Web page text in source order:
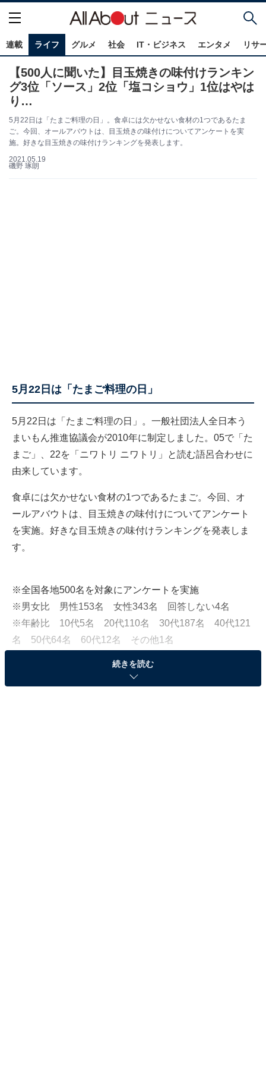
連載 ライフ グルメ 社会 IT・ビジネス エンタメ リサ
【500人に聞いた】目玉焼きの味付けランキン
グ3位「ソース」2位「塩コショウ」1位はやは
り…
5月22日は「たまご料理の日」。食卓には欠かせない食材の1つであるたま
ご。今回、オールアバウトは、目玉焼きの味付けについてアンケートを実
施。好きな目玉焼きの味付けランキングを発表します。
2021.05.19
磯野 琢朗
5月22日は「たまご料理の日」
5月22日は「たまご料理の日」。一般社団法人全日本う
まいもん推進協議会が2010年に制定しました。05で「た
まご」、22を「ニワトリ ニワトリ」と読む語呂合わせに
由来しています。
食卓には欠かせない食材の1つであるたまご。今回、オ
ールアバウトは、目玉焼きの味付けについてアンケート
を実施。好きな目玉焼きの味付けランキングを発表しま
す。
※全国各地500名を対象にアンケートを実施
※男女比 男性153名 女性343名 回答しない4名
※年齢比 10代5名 20代110名 30代187名 40代121
名 50代64名 60代12名 その他1名
続きを読む